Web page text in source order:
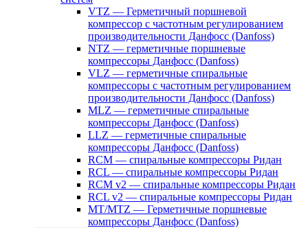
VTZ — Герметичный поршневой
компрессор с частотным регулированием
производительности Данфосс (Danfoss)
NTZ — герметичные поршневые
компрессоры Данфосс (Danfoss)
VLZ — герметичные спиральные
компрессоры с частотным регулированием
производительности Данфосс (Danfoss)
MLZ — герметичные спиральные
компрессоры Данфосс (Danfoss)
LLZ — герметичные спиральные
компрессоры Данфосс (Danfoss)
RCM — спиральные компрессоры Ридан
RCL — спиральные компрессоры Ридан
RCM v2 — спиральные компрессоры Ридан
RCL v2 — спиральные компрессоры Ридан
MT/MTZ — Герметичные поршневые
компрессоры Данфосс (Danfoss)